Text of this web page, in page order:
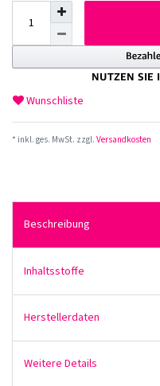
Wunschliste
* inkl. ges. MwSt. zzgl. Versandkosten
Beschreibung
Inhaltsstoffe
Herstellerdaten
Weitere Details